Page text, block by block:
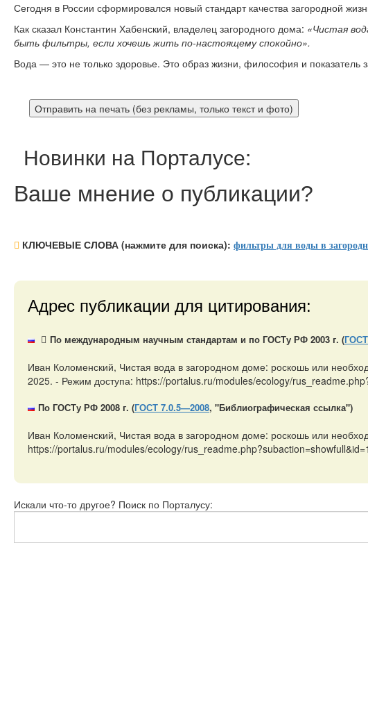
Сегодня в России сформировался новый стандарт качества загородной
Как сказал Константин Хабенский, владелец загородного дома: «Чистая
быть фильтры, если хочешь жить по-настоящему спокойно».
Вода — это не только здоровье. Это образ жизни, философия и
Новинки на Порталусе:
Ваше мнение о публикации?
КЛЮЧЕВЫЕ СЛОВА (нажмите для поиска): фильтры для воды в
Адрес публикации для цитирования:
По международным научным стандартам и по ГОСТу РФ 2003 г. (ГОСТ
Иван Коломенский, Чистая вода в загородном доме: роскошь или
2025. - Режим доступа: https://portalus.ru/modules/ecology/
По ГОСТу РФ 2008 г. (ГОСТ 7.0.5—2008, "Библиографическая ссылка")
Иван Коломенский, Чистая вода в загородном доме: роскошь или
https://portalus.ru/modules/ecology/
Искали что-то другое? Поиск по Порталусу: